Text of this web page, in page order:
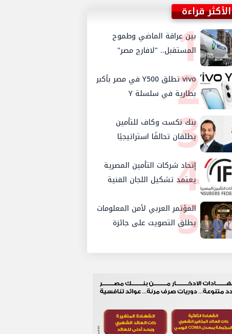
الأكثر قراءة
1
بين عراقة الماضي وطموح
المستقبل.. "لافارچ مصر"
تتحول رسمياً إلى "هولسيم
مصر"
2
vivo تطلق Y500 في مصر بأكبر
بطارية في سلسلة Y
3
بنك نكست وكاف للتأمين
يطلقان تحالفًا استراتيجيًا
لتقديم حلول تأمينية متكاملة
لعملاء البنك
4
إتحاد شركات التأمين المصرية
يعتمد تشكيل اللجان الفنية
للدورة الجديدة ويستحدث
لجنتي الأمن السيبراني
والإستثمار والإدخار
5
المؤتمر العربي لأمن المعلومات
يطلق التصويت على جائزة
«Arab Cybersecurity Social
Media Influencer Award